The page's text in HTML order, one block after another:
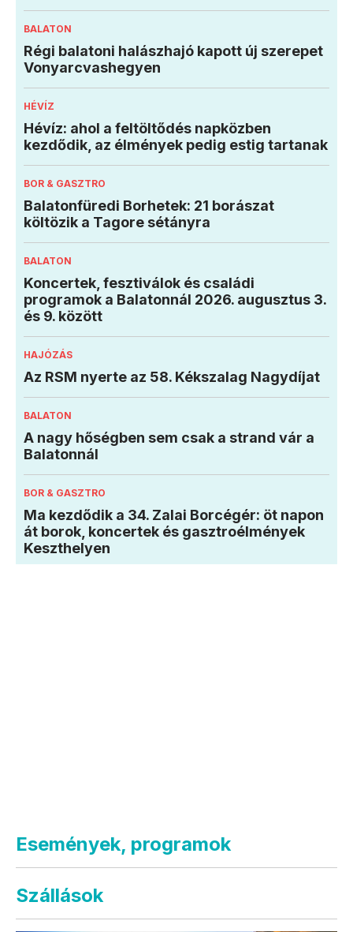
BALATON
Régi balatoni halászhajó kapott új szerepet
Vonyarcvashegyen
HÉVÍZ
Hévíz: ahol a feltöltődés napközben
kezdődik, az élmények pedig estig tartanak
BOR & GASZTRO
Balatonfüredi Borhetek: 21 borászat
költözik a Tagore sétányra
BALATON
Koncertek, fesztiválok és családi
programok a Balatonnál 2026. augusztus 3.
és 9. között
HAJÓZÁS
Az RSM nyerte az 58. Kékszalag Nagydíjat
BALATON
A nagy hőségben sem csak a strand vár a
Balatonnál
BOR & GASZTRO
Ma kezdődik a 34. Zalai Borcégér: öt napon
át borok, koncertek és gasztroélmények
Keszthelyen
Események, programok
Szállások